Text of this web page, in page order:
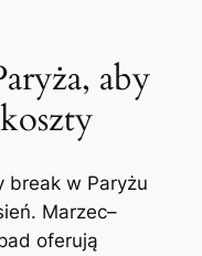
aby
break w Paryżu
Marzec–
oferują